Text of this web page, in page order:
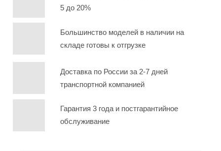
5 до 20%
Большинство моделей в наличии на
складе готовы к отгрузке
Доставка по России за 2-7 дней
транспортной компанией
Гарантия 3 года и постгарантийное
обслуживание